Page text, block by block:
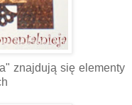
znajdują się elementy